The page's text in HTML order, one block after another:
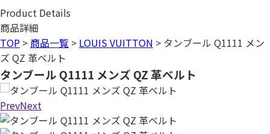
Product Details
商品詳細
TOP > 商品一覧 > LOUIS VUITTON > タンブール Q1111 メン
ズ QZ 革ベルト
タンブール Q1111 メンズ QZ 革ベルト
PrevNext